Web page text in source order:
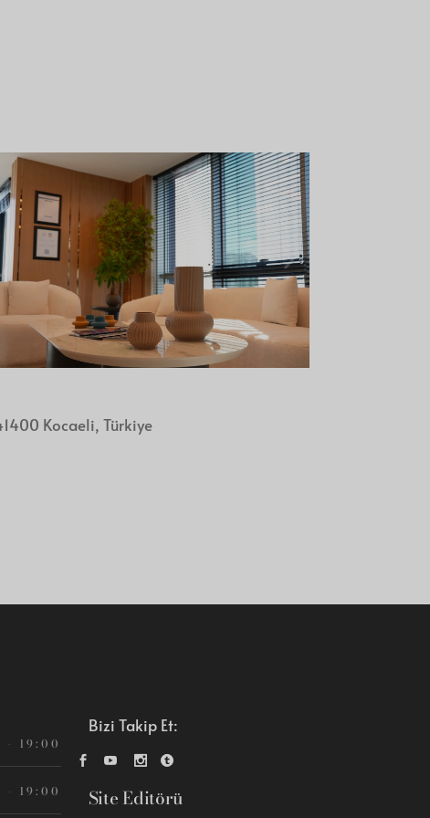
Kocaeli, Türkiye
- 19:00
- 19:00
Bizi Takip Et:
Site Editörü